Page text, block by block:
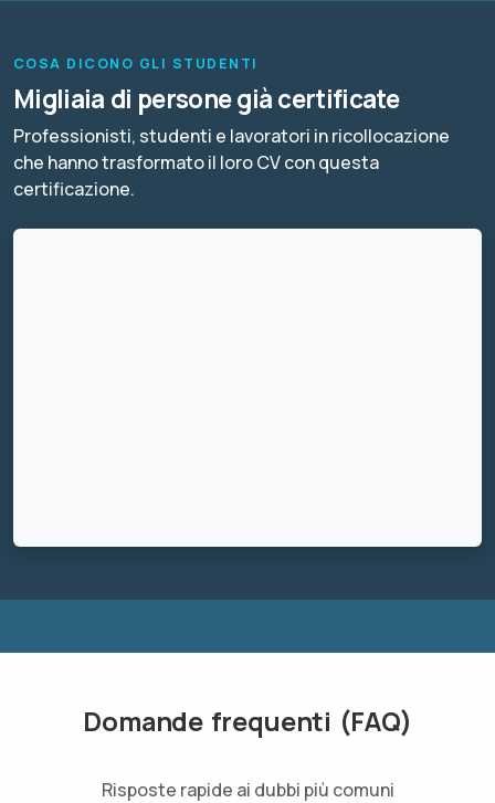
COSA DICONO GLI STUDENTI
Migliaia di persone già certificate
Professionisti, studenti e lavoratori in ricollocazione
che hanno trasformato il loro CV con questa
certificazione.
Domande frequenti (FAQ)
Risposte rapide ai dubbi più comuni